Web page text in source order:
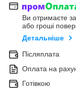
Ви отримаєте
або гроші
Детальніше
Післяплата
Оплата на
Готівкою